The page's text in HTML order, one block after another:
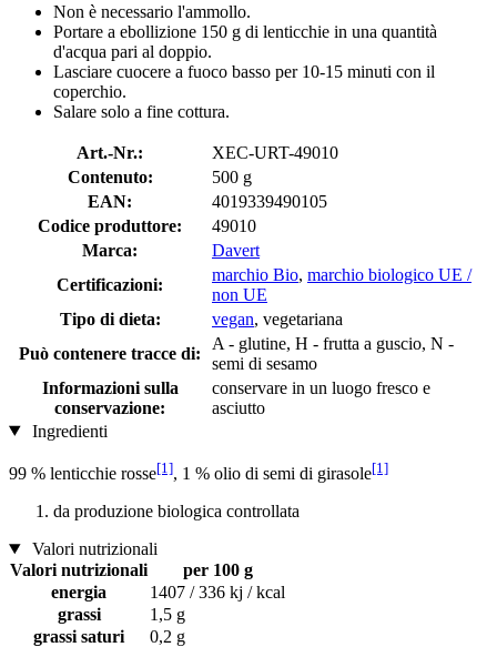
Non è necessario l'ammollo.
Portare a ebollizione 150 g di lenticchie in una quantità
d'acqua pari al doppio.
Lasciare cuocere a fuoco basso per 10-15 minuti con il
coperchio.
Salare solo a fine cottura.
Art.-Nr.:
XEC-URT-49010
Contenuto:
500 g
EAN:
4019339490105
Codice produttore:
49010
Marca:
Davert
Certificazioni:
marchio Bio, marchio biologico UE /
non UE
Tipo di dieta:
vegan, vegetariana
Può contenere tracce di:
A - glutine, H - frutta a guscio, N -
semi di sesamo
Informazioni sulla
conservazione:
conservare in un luogo fresco e
asciutto
Ingredienti
99 % lenticchie rosse[1], 1 % olio di semi di girasole[1]
da produzione biologica controllata
Valori nutrizionali
Valori nutrizionali
per 100 g
energia
1407 / 336 kj / kcal
grassi
1,5 g
grassi saturi
0,2 g